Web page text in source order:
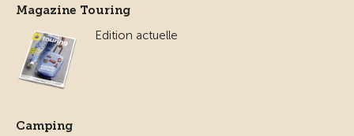
Magazine Touring
Edition actuelle
Camping